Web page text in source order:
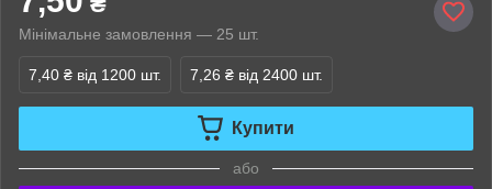
Мінімальне замовлення — 25 шт.
7,40 ₴ від 1200 шт. 7,26 ₴ від 2400 шт.
Купити
або